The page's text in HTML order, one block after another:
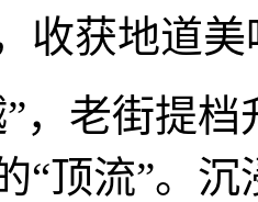
收获地道美
，老街提
“顶流”。